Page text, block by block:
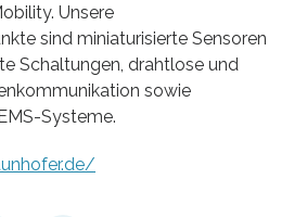
Unsere
sind miniaturisierte Sensoren
Schaltungen, drahtlose und
sowie
Systeme.